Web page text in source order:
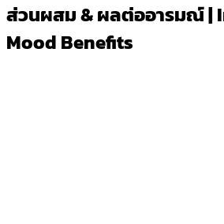
ส่วนผสม & ผลต่ออารมณ์ |
Mood Benefits